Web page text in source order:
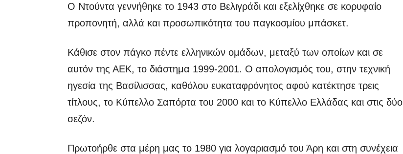
Ο Ντούντα γεννήθηκε το 1943 στο Βελιγράδι και εξελίχθηκε σε κορυφαίο
προπονητή, αλλά και προσωπικότητα του παγκοσμίου μπάσκετ.
Κάθισε στον πάγκο πέντε ελληνικών ομάδων, μεταξύ των οποίων και σε
αυτόν της ΑΕΚ, το διάστημα 1999-2001. Ο απολογισμός του, στην τεχνική
ηγεσία της Βασίλισσας, καθόλου ευκαταφρόνητος αφού κατέκτησε τρεις
τίτλους, το Κύπελλο Σαπόρτα του 2000 και το Κύπελλο Ελλάδας και στις δύο
σεζόν.
Πρωτοήρθε στα μέρη μας το 1980 για λογαριασμό του Άρη και στη συνέχεια